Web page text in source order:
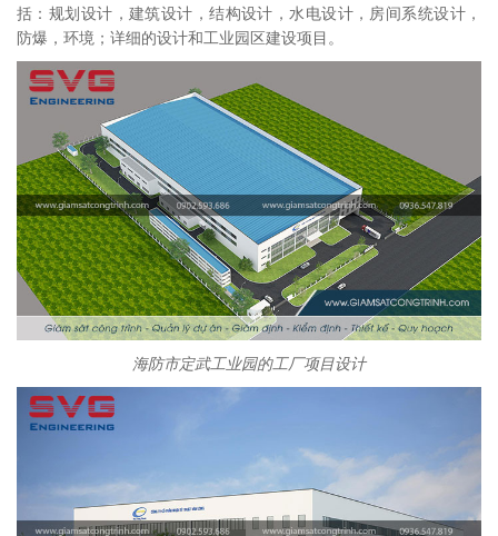
括：规划设计，建筑设计，结构设计，水电设计，房间系统设计，
防爆，环境；详细的设计和工业园区建设项目。
海防市定武工业园的工厂项目设计